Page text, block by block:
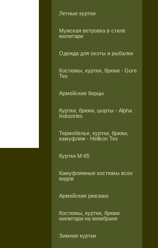
Летные куртки
Мужская ветровка в стиле
милитари
Одежда для охоты и рыбалки
Костюмы, куртки, брюки - Gore
Tex
Армейские берцы
Куртки, брюки, шорты - Alpha
Industries
Термобелье, куртки, брюки,
камуфляж - Helikon Tex
Куртки M-65
Камуфляжные костюмы всех
видов
Армейские рюкзаки
Костюмы, куртки, брюки
милитари на мембране
Зимние куртки